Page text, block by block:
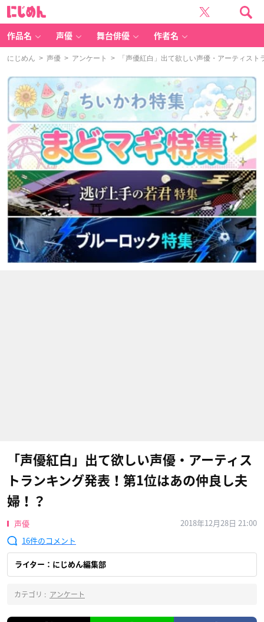
作品名 声優 舞台俳優 作者名
にじめん > 声優 > アンケート > 「声優紅白」出て欲しい声優・アーティスト
「声優紅白」出て欲しい声優・アーティス
トランキング発表！第1位はあの仲良し夫
婦！？
声優
2018年12月28日 21:00
16
ライター：にじめん編集部
カテゴリ : アンケート